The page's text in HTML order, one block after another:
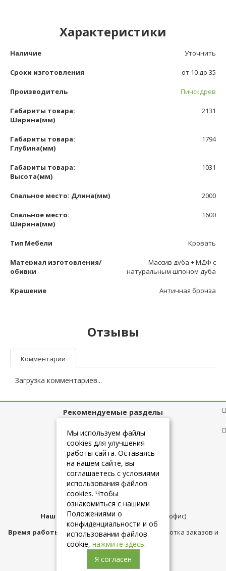
Характеристики
Наличие Уточнить
Сроки изготовления от 10 до 35
Производитель Пинскдрев
Габариты товара:
Ширина(мм)
2131
Габариты товара:
Глубина(мм)
1794
Габариты товара:
Высота(мм)
1031
Спальное место: Длина(мм) 2000
Спальное место:
Ширина(мм)
1600
Тип Мебели Кровать
Материал изготовления/
обивки
Массив дуба + МДФ с
натуральным шпоном дуба
Крашение Античная бронза
Отзывы
Комментарии
Загрузка комментариев...
Рекомендуемые разделы
Полезные ссылки
+7 (925) 084-10-60
Наш адрес:Москва,ул.Плещеева д.12 (офис)
Время работы магазина:с 10:00 до 21:00 (обработка заказов и
консультация)
Мы используем файлы
cookies для улучшения
работы сайта. Оставаясь
на нашем сайте, вы
соглашаетесь с условиями
использования файлов
cookies. Чтобы
ознакомиться с нашими
Положениями о
конфиденциальности и об
использовании файлов
cookie, нажмите здесь.
Я согласен